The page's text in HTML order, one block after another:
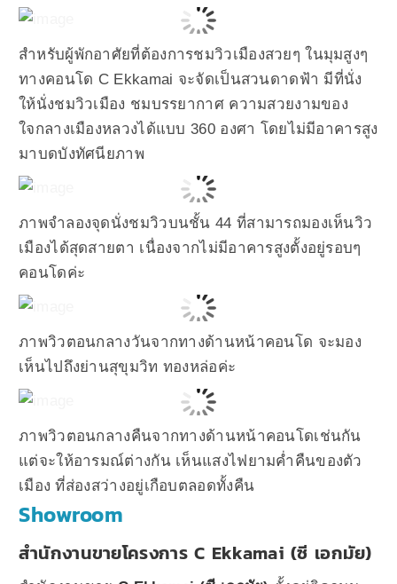
สำหรับผู้พักอาศัยที่ต้องการชมวิวเมืองสวยๆ ในมุมสูงๆ
ทางคอนโด C Ekkamai จะจัดเป็นสวนดาดฟ้า มีที่นั่ง
ให้นั่งชมวิวเมือง ชมบรรยากาศ ความสวยงามของ
ใจกลางเมืองหลวงได้แบบ 360 องศา โดยไม่มีอาคารสูง
มาบดบังทัศนียภาพ
ภาพจำลองจุดนั่งชมวิวบนชั้น 44 ที่สามารถมองเห็นวิว
เมืองได้สุดสายตา เนื่องจากไม่มีอาคารสูงตั้งอยู่รอบๆ
คอนโดค่ะ
ภาพวิวตอนกลางวันจากทางด้านหน้าคอนโด จะมอง
เห็นไปถึงย่านสุขุมวิท ทองหล่อค่ะ
ภาพวิวตอนกลางคืนจากทางด้านหน้าคอนโดเช่นกัน
แต่จะให้อารมณ์ต่างกัน เห็นแสงไฟยามค่ำคืนของตัว
เมือง ที่ส่องสว่างอยู่เกือบตลอดทั้งคืน
Showroom
สำนักงานขายโครงการ C Ekkamai (ซี เอกมัย)